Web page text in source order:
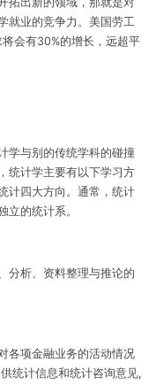
就业的竞争力。美国劳工
会有30%的增长，远超平
学与别的传统学科的碰撞
统计学主要有以下学习方
计四大方向 。通常，统计
立的统计系。
分析、资料整理与推论的
各项金融业务的活动情况
统计信息和统计咨询意见,